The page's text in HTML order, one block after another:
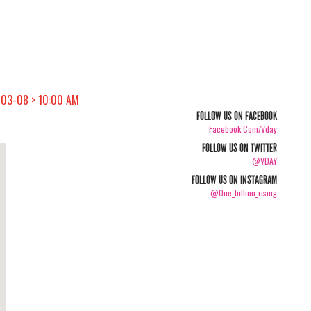
03-08 > 10:00 AM
FOLLOW US ON FACEBOOK
Facebook.com/vday
FOLLOW US ON TWITTER
@VDAY
FOLLOW US ON INSTAGRAM
@one_billion_rising